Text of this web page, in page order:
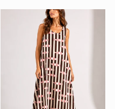
oferta